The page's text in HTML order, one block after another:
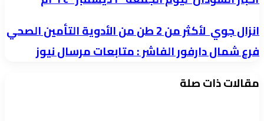
ليوم
الجمعة
ديسمبر
انزال
جوي
لأكثر
من
انزال جوي لأكثر من 2 طن من الأدوية التأمين الصحي
فرع شمال دارفور الفاشر : متابعات مرسال نيوز
مقالات ذات صلة